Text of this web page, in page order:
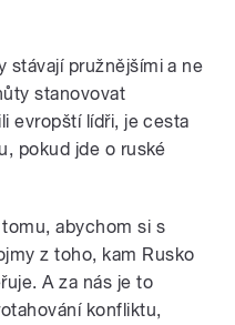
stávají pružnějšími a ne
stanovovat
evropští lídři, je cesta
pokud jde o ruské
abychom si s
z toho, kam Rusko
A za nás je to
konfliktu,